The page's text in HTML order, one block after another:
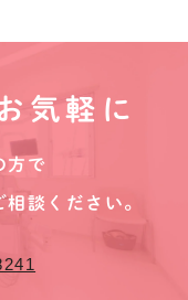
気軽に
方で
談ください。